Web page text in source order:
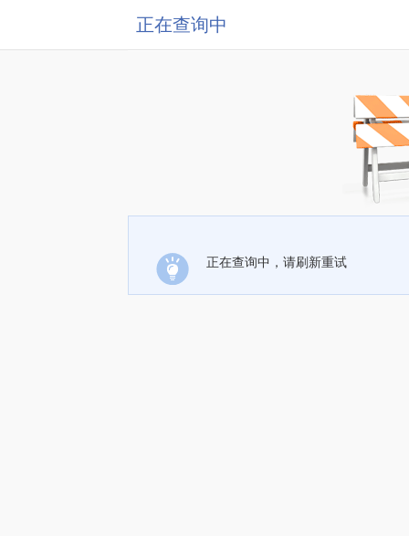
正在查询中
正在查询中，请刷新重试